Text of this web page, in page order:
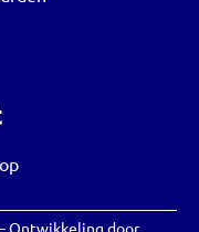
Ontwikkeling door